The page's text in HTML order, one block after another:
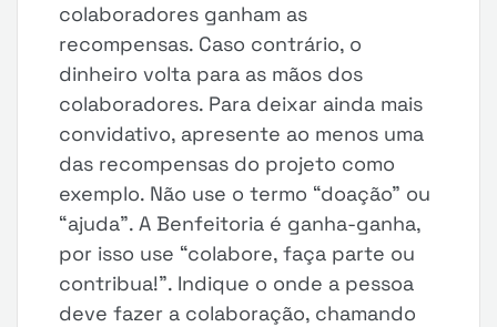
colaboradores ganham as
recompensas. Caso contrário, o
dinheiro volta para as mãos dos
colaboradores. Para deixar ainda mais
convidativo, apresente ao menos uma
das recompensas do projeto como
exemplo. Não use o termo “doação” ou
“ajuda”. A Benfeitoria é ganha-ganha,
por isso use “colabore, faça parte ou
contribua!”. Indique o onde a pessoa
deve fazer a colaboração, chamando